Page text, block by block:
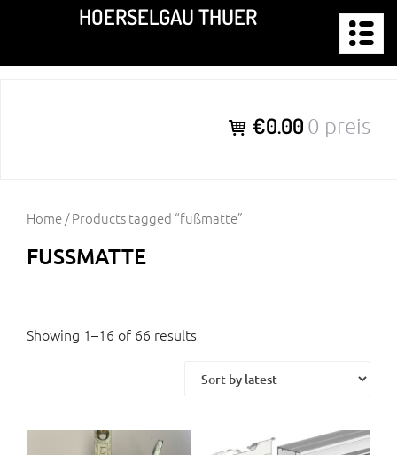
springen
HOERSELGAU THUER
€0.00 0 preis
Home/ Products tagged “fußmatte”
FUSSMATTE
Showing 1–16 of 66 results